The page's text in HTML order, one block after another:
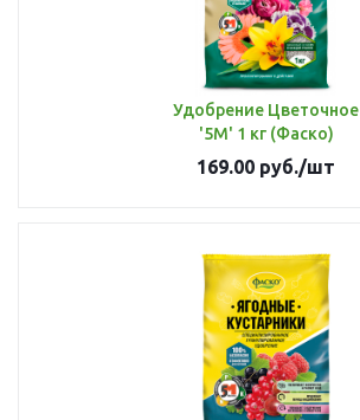
Удобрение Цветочное
'5М' 1 кг (Фаско)
169.00 руб./шт